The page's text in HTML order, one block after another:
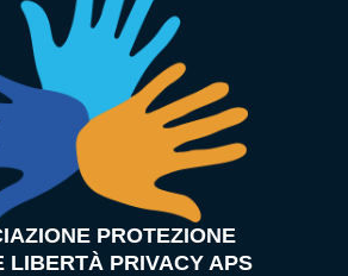
PROTEZIONE
LIBERTÀ PRIVACY APS